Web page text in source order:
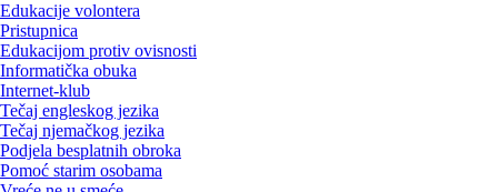
Edukacije volontera
Pristupnica
Edukacijom protiv ovisnosti
Informatička obuka
Internet-klub
Tečaj engleskog jezika
Tečaj njemačkog jezika
Podjela besplatnih obroka
Pomoć starim osobama